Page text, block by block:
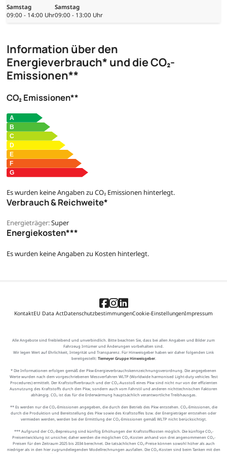
Samstag
09:00 - 14:00 Uhr
Samstag
09:00 - 13:00 Uhr
Information über den
Energieverbrauch* und die CO₂-
Emissionen**
CO₂ Emissionen**
Es wurden keine Angaben zu CO₂ Emissionen hinterlegt.
Verbrauch & Reichweite*
Energieträger:Super
Energiekosten***
Es wurden keine Angaben zu Kosten hinterlegt.
KontaktEU Data ActDatenschutzbestimmungenCookie-EinstellungenImpressum
Alle Angebote sind freibleibend und unverbindlich. Bitte beachten Sie, dass bei allen Angaben und Bilder zum
Fahrzeug Irrtümer und Änderungen vorbehalten sind.
Wir legen Wert auf Ehrlichkeit, Integrität und Transparenz. Für Hinweisgeber haben wir daher folgenden Link
bereitgestellt: Tiemeyer Gruppe Hinweisgeber.
* Die Informationen erfolgen gemäß der Pkw-Energieverbrauchskennzeichnungsverordnung. Die angegebenen
Werte wurden nach dem vorgeschriebenen Messverfahren WLTP (Worldwide harmonised Light-duty vehicles Test
Procedures) ermittelt. Der Kraftstoffverbrauch und der CO₂-Ausstoß eines Pkw sind nicht nur von der effizienten
Ausnutzung des Kraftstoffs durch den Pkw, sondern auch vom Fahrstil und anderen nichttechnischen Faktoren
abhängig. CO₂ ist das für die Erderwärmung hauptsächlich verantwortliche Treibhausgas.
** Es werden nur die CO₂-Emissionen angegeben, die durch den Betrieb des Pkw entstehen. CO₂-Emissionen, die
durch die Produktion und Bereitstellung des Pkw sowie des Kraftstoffes bzw. der Energieträger entstehen oder
vermieden werden, werden bei der Ermittlung der CO₂-Emissionen gemäß WLTP nicht berücksichtigt.
*** Aufgrund der CO₂-Bepreisung sind künftig Erhöhungen der Kraftstoffkosten möglich. Die künftige CO₂-
Preisentwicklung ist unsicher, daher werden die möglichen CO₂-Kosten anhand von drei angenommenen CO₂-
Preisen für den Zeitraum 2025 bis 2034 berechnet. Die tatsächlichen CO₂-Preise können sowohl höher als auch
niedriger als in den hier zugrundeliegenden Modellrechnungen ausfallen. Die CO₂-Kosten sind beim Tanken mit den